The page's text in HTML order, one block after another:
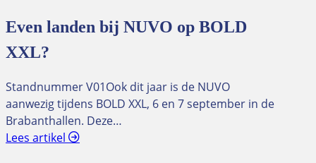
Even landen bij NUVO op BOLD
XXL?
Standnummer V01Ook dit jaar is de NUVO
aanwezig tijdens BOLD XXL, 6 en 7 september in de
Brabanthallen. Deze…
Lees artikel